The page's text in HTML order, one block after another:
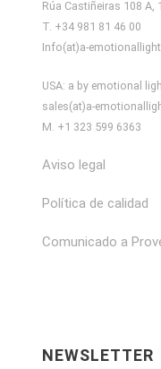
Rúa Castiñeiras 108 A,
T. +34 981 81 46 00
Info(at)a-
USA: a by emotional
sales(at)a-
M. +1 323 599 6363
Aviso legal
Política de calidad
Comunicado a
NEWSLETTER